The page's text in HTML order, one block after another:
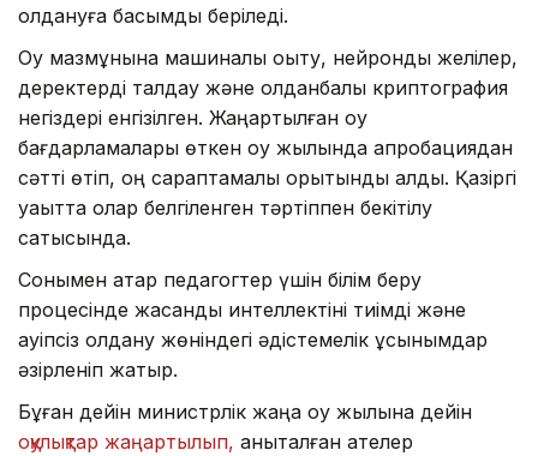
қолдануға басымдық беріледі.
Оқу мазмұнына машиналық оқыту, нейрондық желілер,
деректерді талдау және қолданбалы криптография
негіздері енгізілген. Жаңартылған оқу
бағдарламалары өткен оқу жылында апробациядан
сәтті өтіп, оң сараптамалық қорытынды алды. Қазіргі
уақытта олар белгіленген тәртіппен бекітілу
сатысында.
Сонымен қатар педагогтер үшін білім беру
процесінде жасанды интеллектіні тиімді және
қауіпсіз қолдану жөніндегі әдістемелік ұсынымдар
әзірленіп жатыр.
Бұған дейін министрлік жаңа оқу жылына дейін
оқулықтар жаңартылып, анықталған қателер